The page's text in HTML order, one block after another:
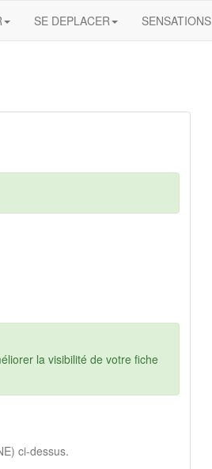
SE DEPLACER SENSATIONS
la visibilité de votre fiche
ci-dessus.